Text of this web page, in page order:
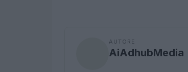
AUTORE
AiAdhubMedia